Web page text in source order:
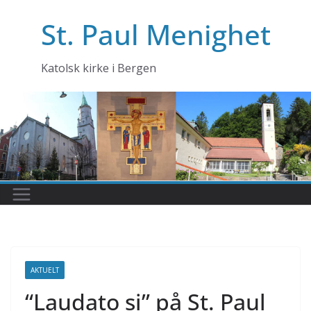
St. Paul Menighet
Katolsk kirke i Bergen
AKTUELT
“Laudato si” på St. Paul